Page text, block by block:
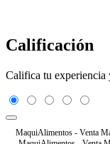
Calificación
Califica tu experiencia
MaquiAlimentos - Venta